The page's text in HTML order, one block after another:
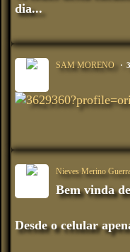
dia...
SAM MORENO
Nieves Merino
Bem vinda
Desde o celular